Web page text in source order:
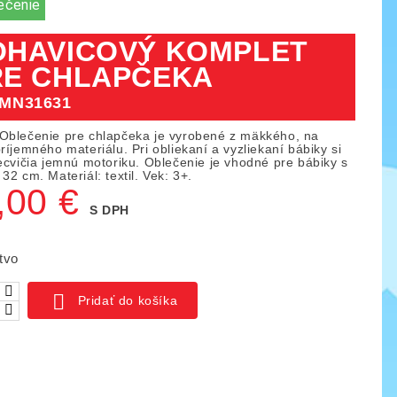
IO blocks, 1000 ks Piks náučný set 128 ks
KOMPLET
CHLAPČEKA
MN31631
Oblečenie pre chlapčeka je vyrobené z mäkkého, na
materiálu. Pri obliekaní a vyzliekaní bábiky si
jemnú motoriku. Oblečenie je vhodné pre bábiky s
cm. Materiál: textil. Vek: 3+.
€ S DPH
 Pridať do košíka